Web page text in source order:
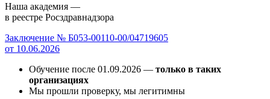
Наша академия —
в реестре Росздравнадзора
Заключение № Б053-00110-00/04719605
от 10.06.2026
Обучение после 01.09.2026 — только в таких
организациях
Мы прошли проверку, мы легитимны